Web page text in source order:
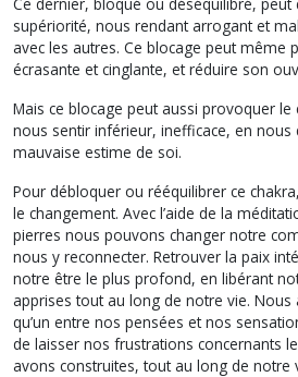
supériorité, nous rendant arrogant et
avec les autres. Ce blocage peut même
écrasante et cinglante, et réduire son
Mais ce blocage peut aussi provoquer
nous sentir inférieur, inefficace, en nous
mauvaise estime de soi.
Pour débloquer ou rééquilibrer ce
le changement. Avec l’aide de la
pierres nous pouvons changer notre
nous y reconnecter. Retrouver la paix
notre être le plus profond, en libérant
apprises tout au long de notre vie.
qu’un entre nos pensées et nos
de laisser nos frustrations concernants
avons construites, tout au long de notre